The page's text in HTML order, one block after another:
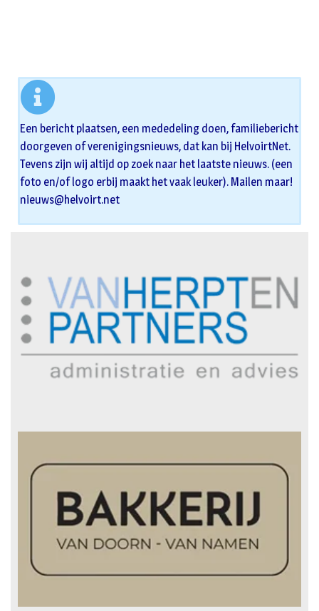
Een bericht plaatsen, een mededeling doen, familiebericht
doorgeven of verenigingsnieuws, dat kan bij HelvoirtNet.
Tevens zijn wij altijd op zoek naar het laatste nieuws. (een
foto en/of logo erbij maakt het vaak leuker). Mailen maar!
nieuws@helvoirt.net